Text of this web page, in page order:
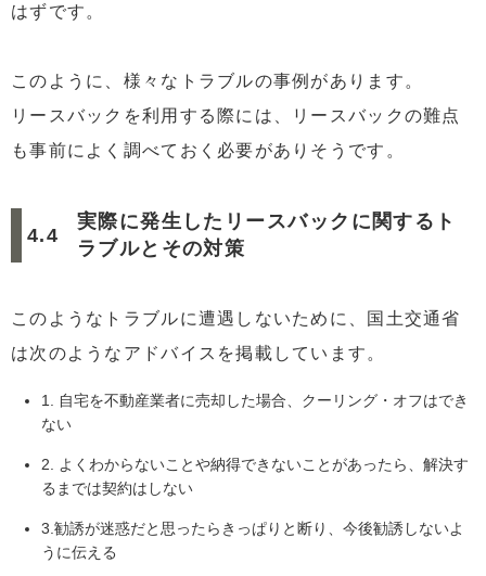
はずです。
このように、様々なトラブルの事例があります。
リースバックを利用する際には、リースバックの難点
も事前によく調べておく必要がありそうです。
実際に発生したリースバックに関するト
ラブルとその対策
このようなトラブルに遭遇しないために、国土交通省
は次のようなアドバイスを掲載しています。
1. 自宅を不動産業者に売却した場合、クーリング・オフはでき
ない
2. よくわからないことや納得できないことがあったら、解決す
るまでは契約はしない
3.勧誘が迷惑だと思ったらきっぱりと断り、今後勧誘しないよ
うに伝える